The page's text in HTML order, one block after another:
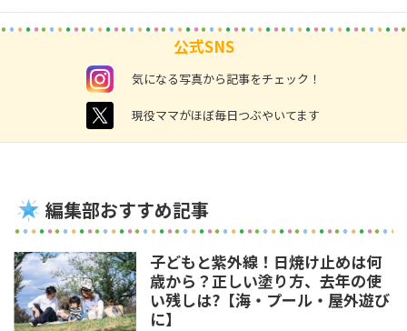
公式SNS
instagram 気になる写真から記事をチェック！
twitter 現役ママがほぼ毎日つぶやいてます
編集部おすすめ記事
子どもと紫外線！日焼け止めは何
歳から？正しい塗り方、去年の使
い残しは?【海・プール・屋外遊び
に】